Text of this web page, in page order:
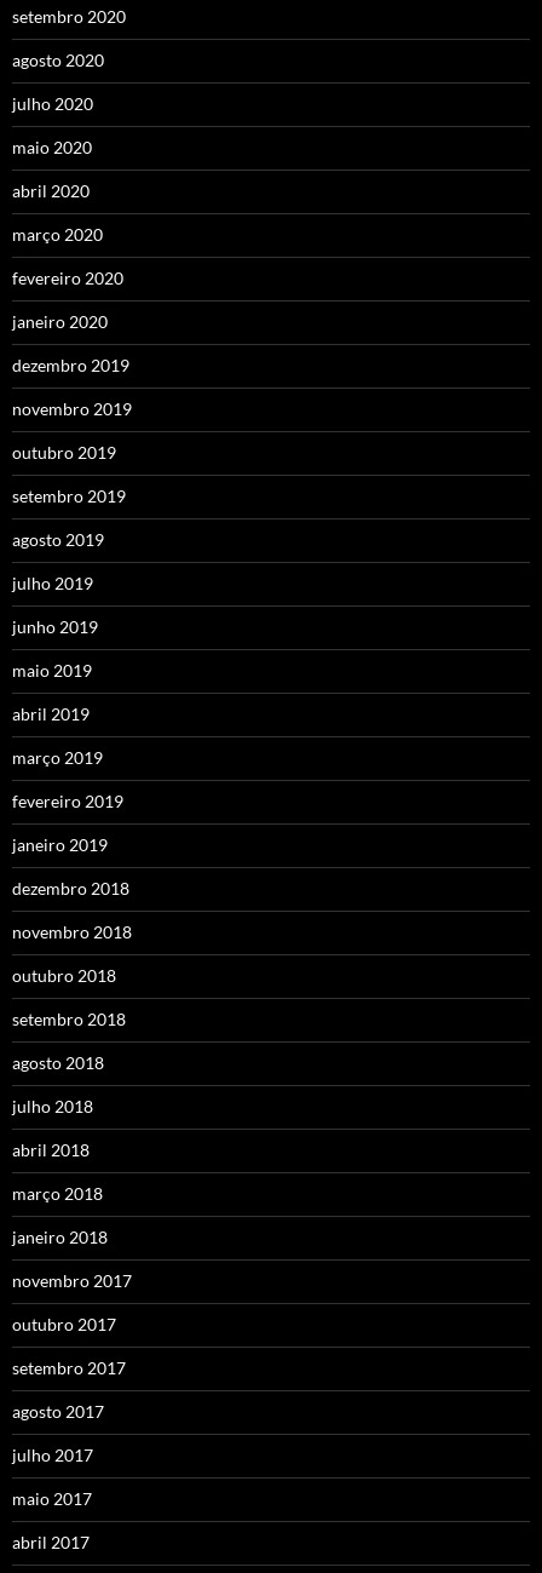
setembro 2020
agosto 2020
julho 2020
maio 2020
abril 2020
março 2020
fevereiro 2020
janeiro 2020
dezembro 2019
novembro 2019
outubro 2019
setembro 2019
agosto 2019
julho 2019
junho 2019
maio 2019
abril 2019
março 2019
fevereiro 2019
janeiro 2019
dezembro 2018
novembro 2018
outubro 2018
setembro 2018
agosto 2018
julho 2018
abril 2018
março 2018
janeiro 2018
novembro 2017
outubro 2017
setembro 2017
agosto 2017
julho 2017
maio 2017
abril 2017